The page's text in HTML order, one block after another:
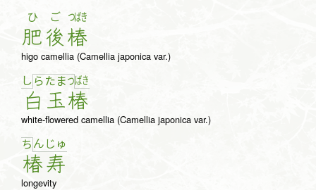
ひ
肥
ご
後
つばき
椿
higo camellia (Camellia japonica var.)
し ら
白
た ま
玉
つばき
椿
white-flowered camellia (Camellia japonica var.)
ち ん
椿
じゅ
寿
longevity